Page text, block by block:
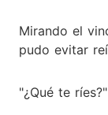
Mirando el
pudo evitar
"¿Qué te ríes?"